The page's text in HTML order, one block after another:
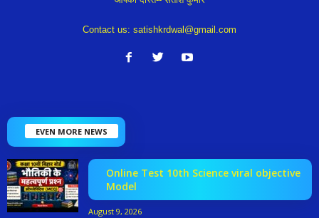
Contact us: satishkrdwal@gmail.com
EVEN MORE NEWS
Online Test 10th Science viral objective
Model
August 9, 2026